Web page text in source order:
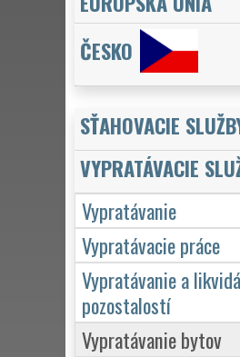
ČESKO
SŤAHOVACIE
VYPRATÁVACIE
Vypratávanie
Vypratávacie práce
Vypratávanie a
pozostalostí
Vypratávanie bytov